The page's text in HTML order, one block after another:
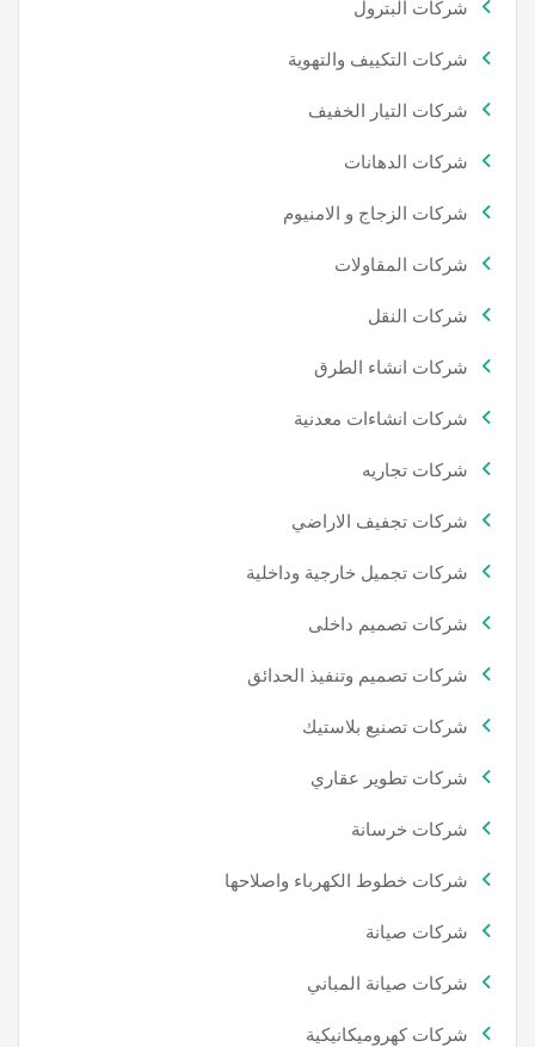
شركات البترول
شركات التكييف والتهوية
شركات التيار الخفيف
شركات الدهانات
شركات الزجاج و الامنيوم
شركات المقاولات
شركات النقل
شركات انشاء الطرق
شركات انشاءات معدنية
شركات تجاريه
شركات تجفيف الاراضي
شركات تجميل خارجية وداخلية
شركات تصميم داخلى
شركات تصميم وتنفيذ الحدائق
شركات تصنيع بلاستيك
شركات تطوير عقاري
شركات خرسانة
شركات خطوط الكهرباء واصلاحها
شركات صيانة
شركات صيانة المباني
شركات كهروميكانيكية